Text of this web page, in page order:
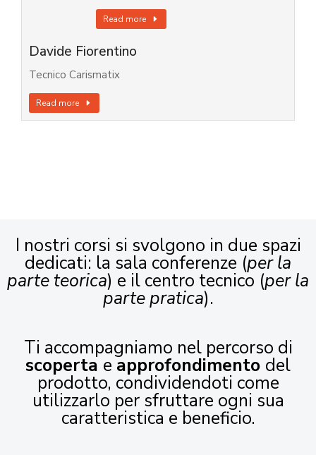
Read more
Davide Fiorentino
Tecnico Carismatix
Read more
I nostri corsi si svolgono in due spazi
dedicati: la sala conferenze (per la
parte teorica) e il centro tecnico (per la
parte pratica).
Ti accompagniamo nel percorso di
scoperta e approfondimento del
prodotto, condividendoti come
utilizzarlo per sfruttare ogni sua
caratteristica e beneficio.